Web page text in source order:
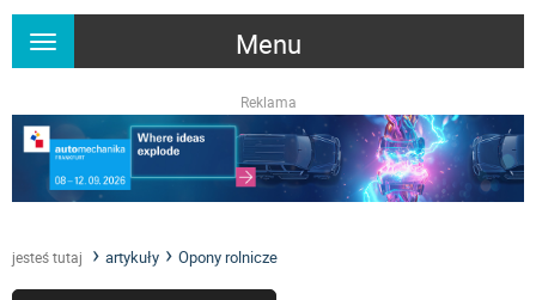
Menu
Rozwiń
Reklama
jesteś tutaj artykuły Opony rolnicze